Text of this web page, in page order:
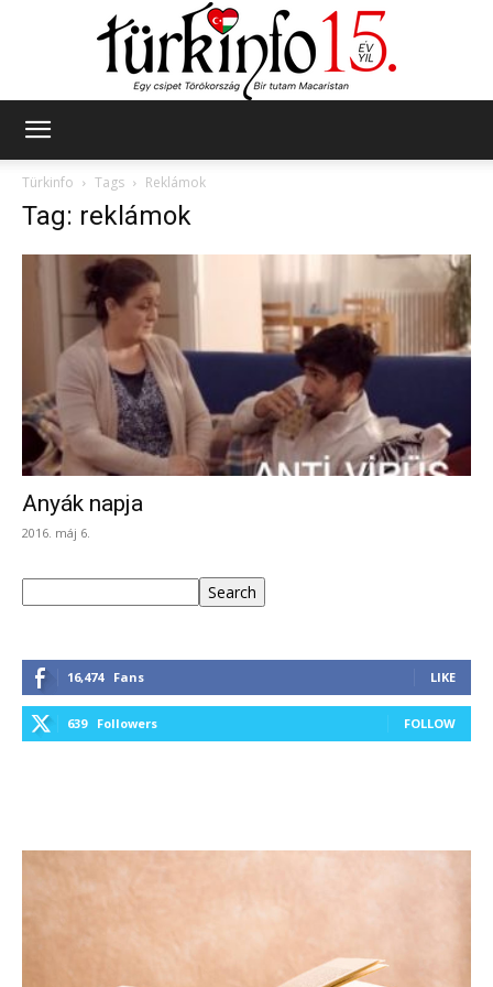
Türkinfo
Tags Reklámok
Tag: reklámok
Anyák napja
2016. máj 6.
Search
16,474 Fans LIKE
639 Followers FOLLOW